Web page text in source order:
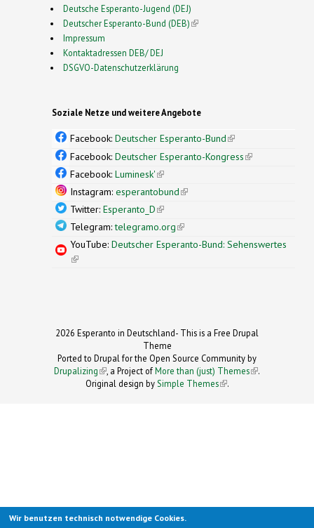
Deutsche Esperanto-Jugend (DEJ)
Deutscher Esperanto-Bund (DEB)(link is external)
Impressum
Kontaktadressen DEB/ DEJ
DSGVO-Datenschutzerklärung
Soziale Netze und weitere Angebote
Facebook: Deutscher Esperanto-Bund(link is
external)
Facebook: Deutscher Esperanto-Kongress(link is
Facebook: Luminesk'(link is external)
Instagram: esperantobund(link is external)
Twitter: Esperanto_D(link is external)
Telegram:telegramo.org(link is external)
YouTube: Deutscher Esperanto-Bund: Sehenswertes
(link is external)
2026 Esperanto in Deutschland- This is a Free Drupal
Theme
Ported to Drupal for the Open Source Community by
Drupalizing(link is external)
, a Project ofMore than (just) Themes (link is
.
Original design by Simple Themes
(link is
.
Wir benutzen technisch notwendige Cookies.